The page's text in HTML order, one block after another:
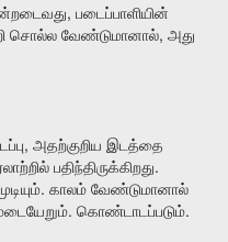
, படைப்பாளியின்
சொல்ல வேண்டுமானால், அது
, அதற்குறிய இடத்தை
பதிந்திருக்கிறது.
. காலம் வேண்டுமானால்
. கொண்டாடப்படும்.